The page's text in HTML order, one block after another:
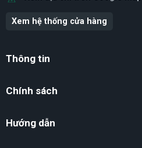
Xem hệ thống cửa hàng
Thông tin
Chính sách
Hướng dẫn